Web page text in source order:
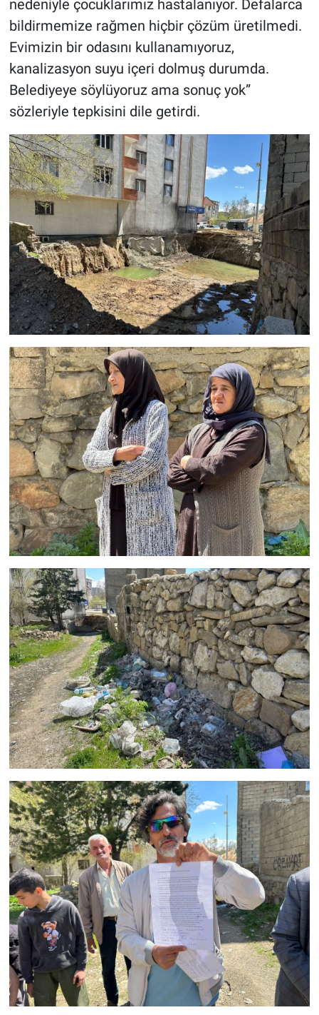
nedeniyle çocuklarımız hastalanıyor. Defalarca
bildirmemize rağmen hiçbir çözüm üretilmedi.
Evimizin bir odasını kullanamıyoruz,
kanalizasyon suyu içeri dolmuş durumda.
Belediyeye söylüyoruz ama sonuç yok”
sözleriyle tepkisini dile getirdi.